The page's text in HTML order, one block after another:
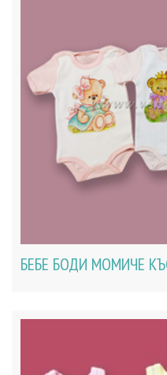
БЕБЕ БОДИ МОМИЧЕ